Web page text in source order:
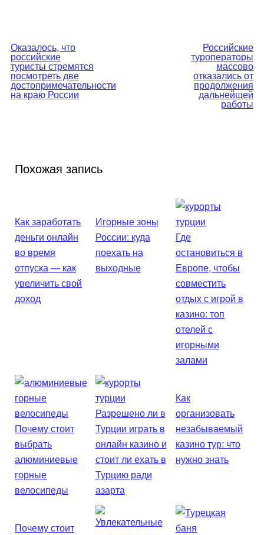
Навигация
по
записям
Оказалось, что
российские
туристы стремятся
посмотреть две
достопримечательности
на краю России
Российские
туроператоры
массово
отказались от
продолжения
дальнейшей
работы
Похожая запись
Как заработать
деньги онлайн
во время
отпуска — как
увеличить свой
доход
Игорные зоны
России: куда
поехать на
выходные
Где
остановиться в
Европе, чтобы
совместить
отдых с игрой в
казино: топ
отелей с
игорными
залами
Почему стоит
выбрать
алюминиевые
горные
велосипеды
Разрешено ли в
Турции играть в
онлайн казино и
стоит ли ехать в
Турцию ради
азарта
Как
организовать
незабываемый
казино тур: что
нужно знать
Почему стоит